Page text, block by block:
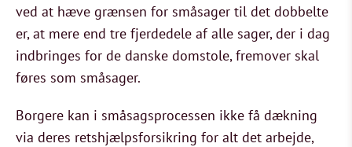
ved at hæve grænsen for småsager til det dobbelte
er, at mere end tre fjerdedele af alle sager, der i dag
indbringes for de danske domstole, fremover skal
føres som småsager.
Borgere kan i småsagsprocessen ikke få dækning
via deres retshjælpsforsikring for alt det arbejde,